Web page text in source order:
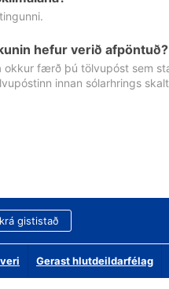
hefur verið afpöntuð?
okkur færð þú tölvupóst sem
innan sólarhrings
gististað
Gerast hlutdeildarfélag